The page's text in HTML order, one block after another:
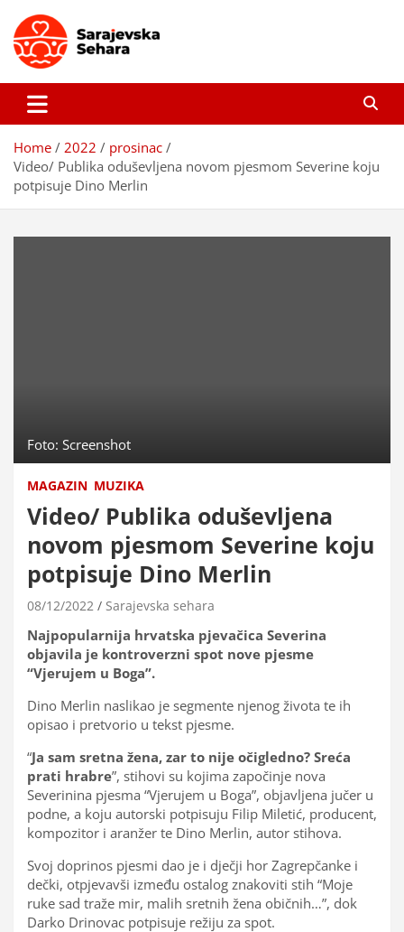
content
Sarajevska sehara
Home 2022
prosinac
Video/ Publika oduševljena novom pjesmom Severine koju
potpisuje Dino Merlin
Foto: Screenshot
MAGAZIN MUZIKA
Video/ Publika oduševljena
novom pjesmom Severine koju
potpisuje Dino Merlin
08/12/2022 Sarajevska sehara
Najpopularnija hrvatska pjevačica Severina
objavila je kontroverzni spot nove pjesme
“Vjerujem u Boga”.
Dino Merlin naslikao je segmente njenog života te ih
opisao i pretvorio u tekst pjesme.
“Ja sam sretna žena, zar to nije očigledno? Sreća
prati hrabre”, stihovi su kojima započinje nova
Severinina pjesma “Vjerujem u Boga”, objavljena jučer u
podne, a koju autorski potpisuju Filip Miletić, producent,
kompozitor i aranžer te Dino Merlin, autor stihova.
Svoj doprinos pjesmi dao je i dječji hor Zagrepčanke i
dečki, otpjevavši između ostalog znakoviti stih “Moje
ruke sad traže mir, malih sretnih žena običnih…”, dok
Darko Drinovac potpisuje režiju za spot.